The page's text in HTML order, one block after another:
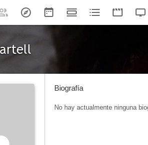
Biografía
No hay actualmente ninguna